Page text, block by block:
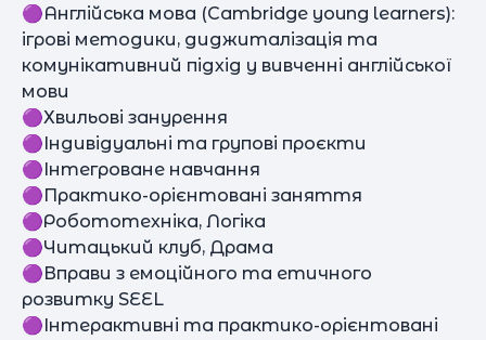
🟣Англійська мова (Cambridge young learners):
ігрові методики, диджиталізація та
комунікативний підхід у вивченні англійської
мови
🟣Хвильові занурення
🟣Індивідуальні та групові проєкти
🟣Інтегроване навчання
🟣Практико-орієнтовані заняття
🟣Робототехніка, Логіка
🟣Читацький клуб, Драма
🟣Вправи з емоційного та етичного
розвитку SEEL
🟣Інтерактивні та практико-орієнтовані